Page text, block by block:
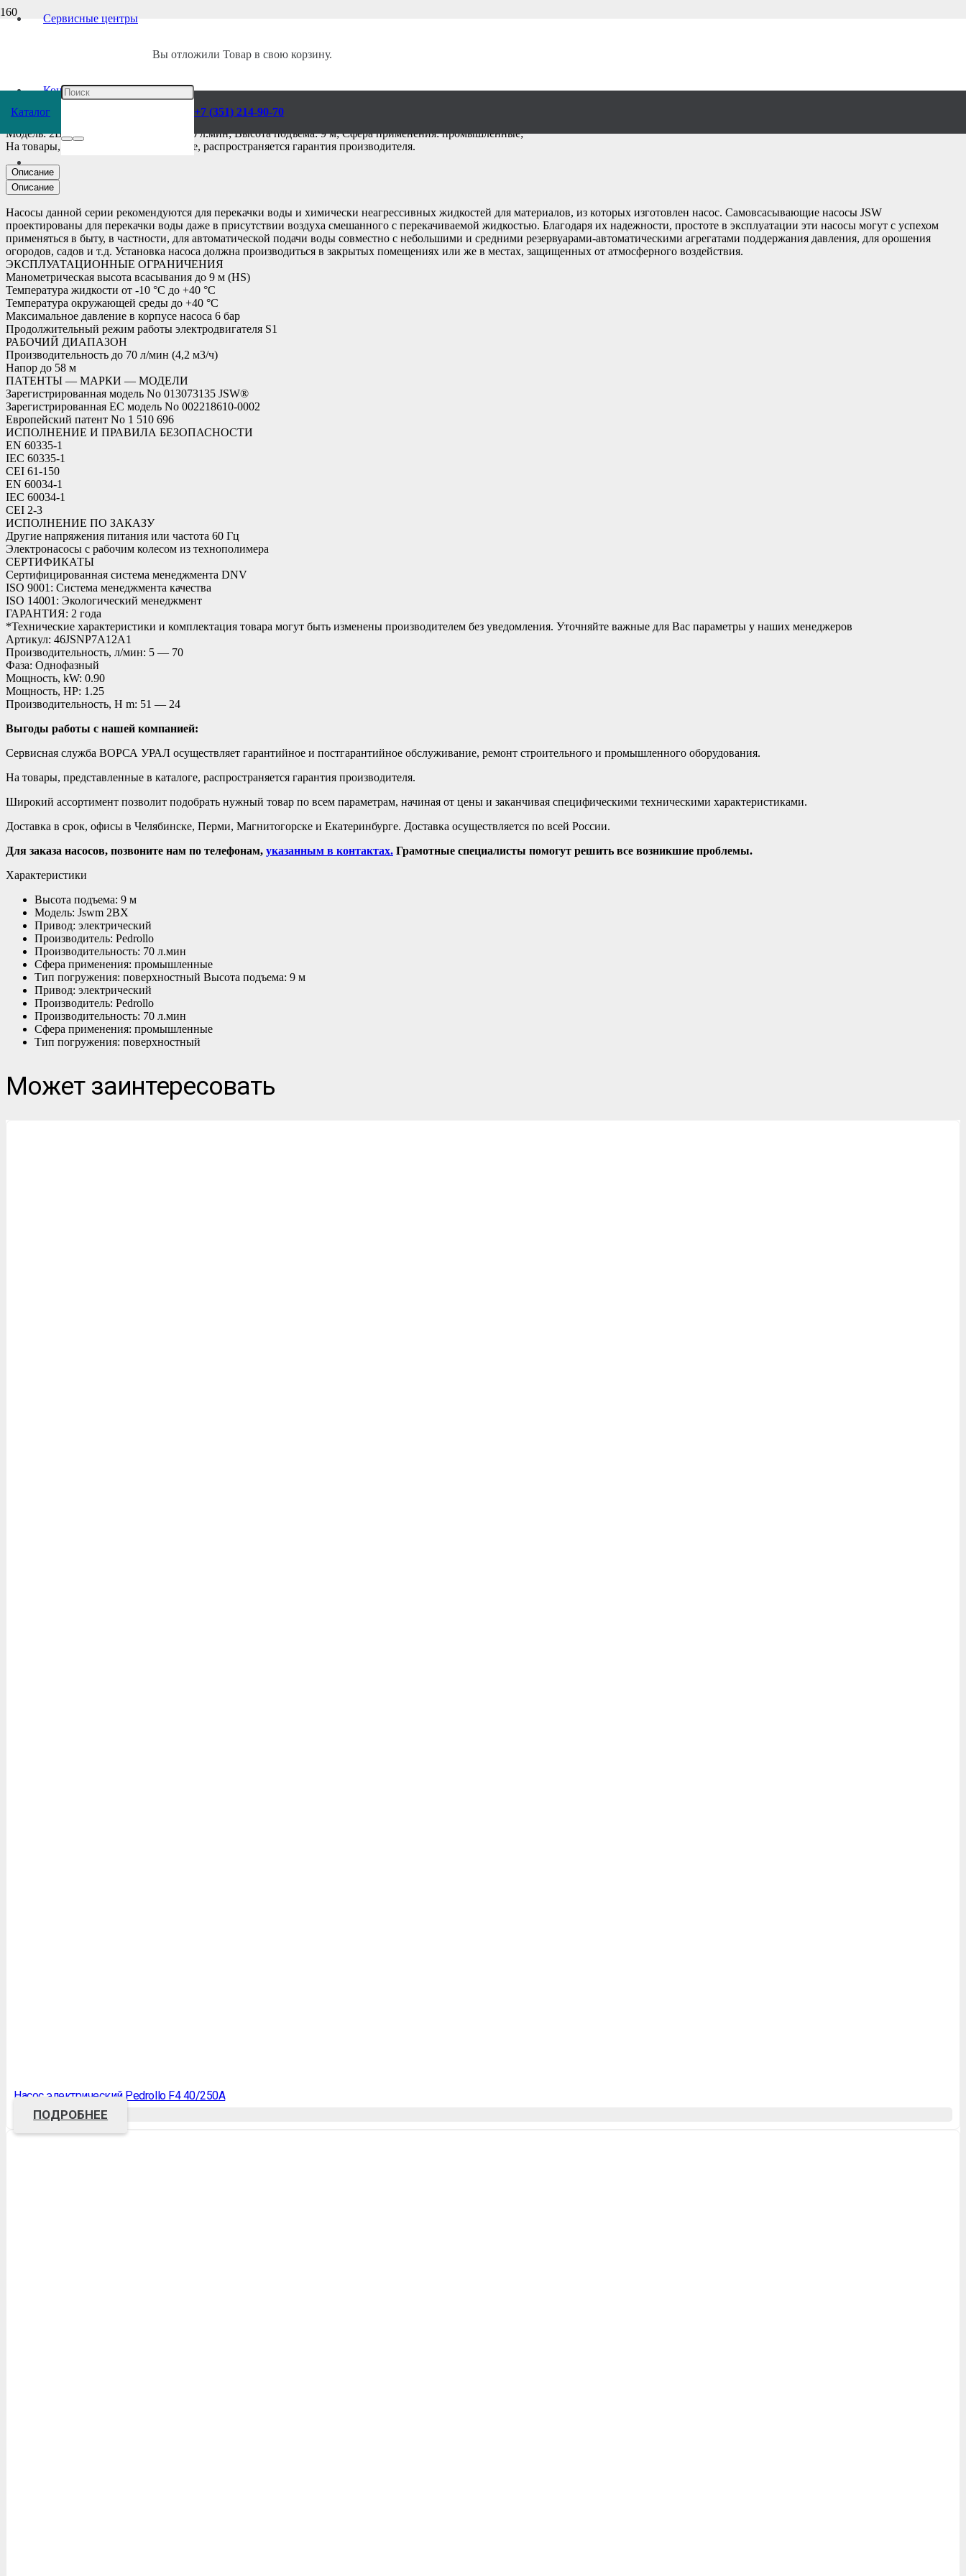
Сервисные центры
Контакты
Вы отложили Товар в свою корзину.
Каталог +7 (351) 214-90-70
Главная /Каталог/Насосы/Pedrollo
Насос Pedrollo Jswm 2BX
Модель: 2BX; Производительность: 70 л.мин; Высота подъема: 9 м; Сфера применения: промышленные;
На товары, представленные в каталоге, распространяется гарантия производителя.
Описание
Описание
Насосы данной серии рекомендуются для перекачки воды и химически неагрессивных жидкостей для материалов, из которых изготовлен насос. Самовсасывающие насосы JSW
проектированы для перекачки воды даже в присутствии воздуха смешанного с перекачиваемой жидкостью. Благодаря их надежности, простоте в эксплуатации эти насосы могут с успехом
применяться в быту, в частности, для автоматической подачи воды совместно с небольшими и средними резервуарами-автоматическими агрегатами поддержания давления, для орошения
огородов, садов и т.д. Установка насоса должна производиться в закрытых помещениях или же в местах, защищенных от атмосферного воздействия.
ЭКСПЛУАТАЦИОННЫЕ ОГРАНИЧЕНИЯ
Манометрическая высота всасывания до 9 м (HS)
Температура жидкости от -10 °C до +40 °C
Температура окружающей среды до +40 °C
Максимальное давление в корпусе насоса 6 бар
Продолжительный режим работы электродвигателя S1
РАБОЧИЙ ДИАПАЗОН
Производительность до 70 л/мин (4,2 м3/ч)
Напор до 58 м
ПАТЕНТЫ — МАРКИ — МОДЕЛИ
Зарегистрированная модель No 013073135 JSW®
Зарегистрированная ЕС модель No 002218610-0002
Европейский патент No 1 510 696
ИСПОЛНЕНИЕ И ПРАВИЛА БЕЗОПАСНОСТИ
EN 60335-1
IEC 60335-1
CEI 61-150
EN 60034-1
IEC 60034-1
CEI 2-3
ИСПОЛНЕНИЕ ПО ЗАКАЗУ
Другие напряжения питания или частота 60 Гц
Электронасосы с рабочим колесом из технополимера
СЕРТИФИКАТЫ
Сертифицированная система менеджмента DNV
ISO 9001: Система менеджмента качества
ISO 14001: Экологический менеджмент
ГАРАНТИЯ: 2 года
*Технические характеристики и комплектация товара могут быть изменены производителем без уведомления. Уточняйте важные для Вас параметры у наших менеджеров
Артикул: 46JSNP7A12A1
Производительность, л/мин: 5 — 70
Фаза: Однофазный
Мощность, kW: 0.90
Мощность, HP: 1.25
Производительность, H m: 51 — 24
Выгоды работы с нашей компанией:
Сервисная служба ВОРСА УРАЛ осуществляет гарантийное и постгарантийное обслуживание, ремонт строительного и промышленного оборудования.
На товары, представленные в каталоге, распространяется гарантия производителя.
Широкий ассортимент позволит подобрать нужный товар по всем параметрам, начиная от цены и заканчивая специфическими техническими характеристиками.
Доставка в срок, офисы в Челябинске, Перми, Магнитогорске и Екатеринбурге. Доставка осуществляется по всей России.
Для заказа насосов, позвоните нам по телефонам, указанным в контактах. Грамотные специалисты помогут решить все возникшие проблемы.
Характеристики
Высота подъема: 9 м
Модель: Jswm 2BX
Привод: электрический
Производитель: Pedrollo
Производительность: 70 л.мин
Сфера применения: промышленные
Тип погружения: поверхностный Высота подъема: 9 м
Привод: электрический
Производитель: Pedrollo
Производительность: 70 л.мин
Сфера применения: промышленные
Тип погружения: поверхностный
Может заинтересовать
Насос электрический Pedrollo F4 40/250A
ПОДРОБНЕЕ